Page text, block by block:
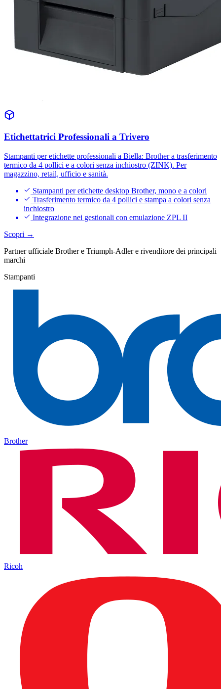
Etichettatrici Professionali a Trivero
Stampanti per etichette professionali a Biella: Brother a trasferimento
termico da 4 pollici e a colori senza inchiostro (ZINK). Per
magazzino, retail, ufficio e sanità.
Stampanti per etichette desktop Brother, mono e a colori
Trasferimento termico da 4 pollici e stampa a colori senza
inchiostro
Integrazione nei gestionali con emulazione ZPL II
Scopri →
Partner ufficiale Brother e Triumph-Adler e rivenditore dei principali
marchi
Stampanti
Brother
Ricoh